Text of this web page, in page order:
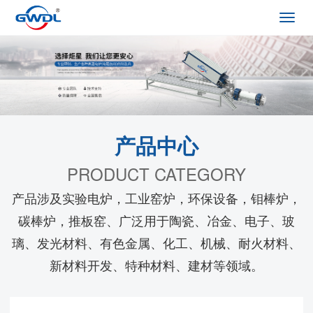
产品中心
PRODUCT CATEGORY
产品涉及实验电炉，工业窑炉，环保设备，钼棒炉，
碳棒炉，推板窑、广泛用于陶瓷、冶金、电子、玻
璃、发光材料、有色金属、化工、机械、耐火材料、
新材料开发、特种材料、建材等领域。